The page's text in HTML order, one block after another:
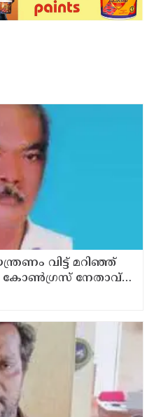
വിട്ട് മറിഞ്ഞ്
കോണ്‍ഗ്രസ് നേതാവ്